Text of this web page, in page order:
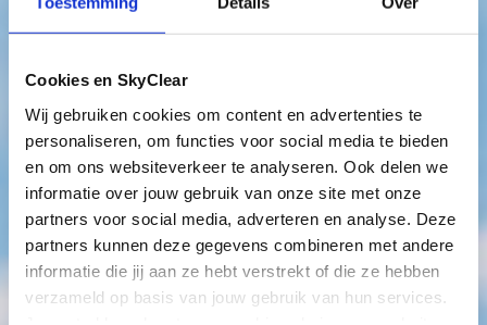
Cookies en SkyClear
Wij gebruiken cookies om content en advertenties te
personaliseren, om functies voor social media te bieden
en om ons websiteverkeer te analyseren. Ook delen we
informatie over jouw gebruik van onze site met onze
partners voor social media, adverteren en analyse. Deze
partners kunnen deze gegevens combineren met andere
informatie die jij aan ze hebt verstrekt of die ze hebben
verzameld op basis van jouw gebruik van hun services.
Van ruwe data tot